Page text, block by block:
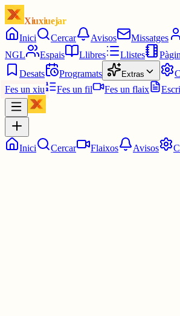
Xiuxiuejar
Inici
Cercar Avisos Missatges
NGL
Espais Llibres Llistes
Desats
Programats Extras
Fes un xiu
Fes un fil Fes un flaix
Inici Cercar Flaixos Avisos